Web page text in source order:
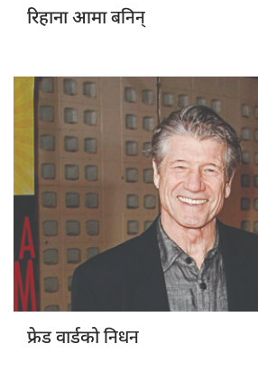
रिहाना आमाबनिन्
फ्रेड वार्डकोनिधन